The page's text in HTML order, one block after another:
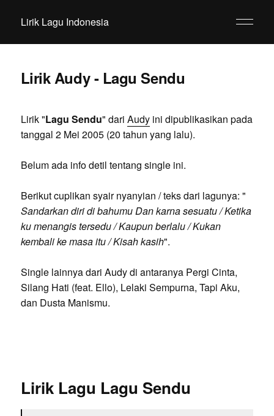
Lirik Lagu Indonesia
Lirik Audy - Lagu Sendu
Lirik "Lagu Sendu" dari Audyini dipublikasikan pada
tanggal 2 Mei 2005 (20 tahun yang lalu).
Belum ada info detil tentang single ini.
Berikut cuplikan syair nyanyian / teks dari lagunya: "
Sandarkan diri di bahumu Dan karna sesuatu / Ketika
ku menangis tersedu / Kaupun berlalu / Kukan
kembali ke masa itu / Kisah kasih".
Single lainnya dari Audy di antaranya Pergi Cinta,
Silang Hati (feat. Ello), Lelaki Sempurna, Tapi Aku,
dan Dusta Manismu.
Lirik Lagu Lagu Sendu